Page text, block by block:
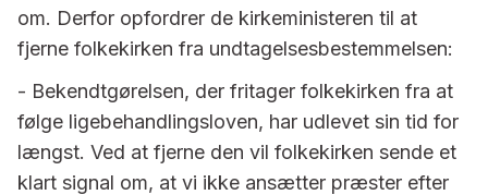
om. Derfor opfordrer de kirkeministeren til at
fjerne folkekirken fra undtagelsesbestemmelsen:
- Bekendtgørelsen, der fritager folkekirken fra at
følge ligebehandlingsloven, har udlevet sin tid for
længst. Ved at fjerne den vil folkekirken sende et
klart signal om, at vi ikke ansætter præster efter